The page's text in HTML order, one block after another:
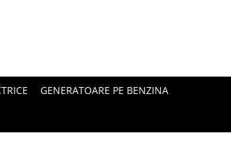
GENERATOARE PE BENZINA